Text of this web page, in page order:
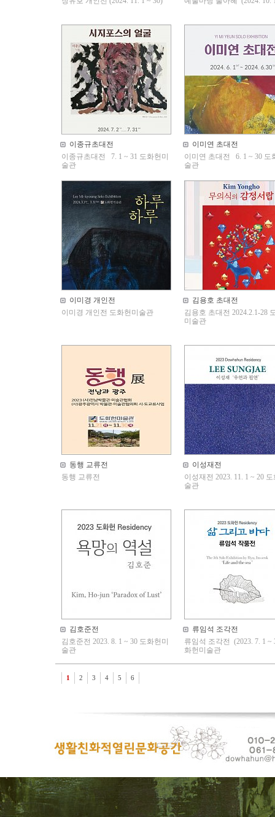
이종규초대전
이종규초대전 7. 1 ~ 31 도화헌미
술관
이미연 초대전
이미연 초대전 6. 1 ~ 30 도
술관
이미경 개인전
이미경 개인전 도화헌미술관
김용호 초대전
김용호 초대전 2024.2.1-28
미술관
동행 교류전
동행 교류전
이성재전
이성재전 2023. 11. 1 ~ 20
술관
김호준전
김호준전 2023. 8. 1 ~ 30 도화헌미
술관
류임석 조각전
류임석 조각전 (2023. 7. 1 ~
화헌미술관
1 2 3 4 5 6